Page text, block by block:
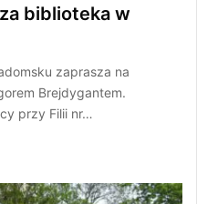
biblioteka w
zaprasza na
Brejdygantem.
przy Filii nr…